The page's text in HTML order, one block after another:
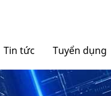
Tin tức
Tin tức Tập đoàn
Tuyển dụng